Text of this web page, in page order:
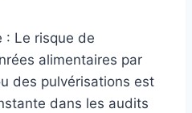
: Le risque de
alimentaires par
des pulvérisations est
dans les audits